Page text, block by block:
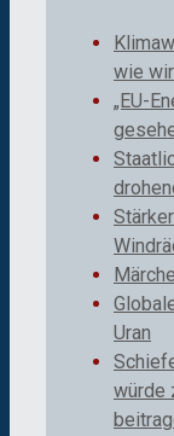
wie
„EU-
Uran
würde